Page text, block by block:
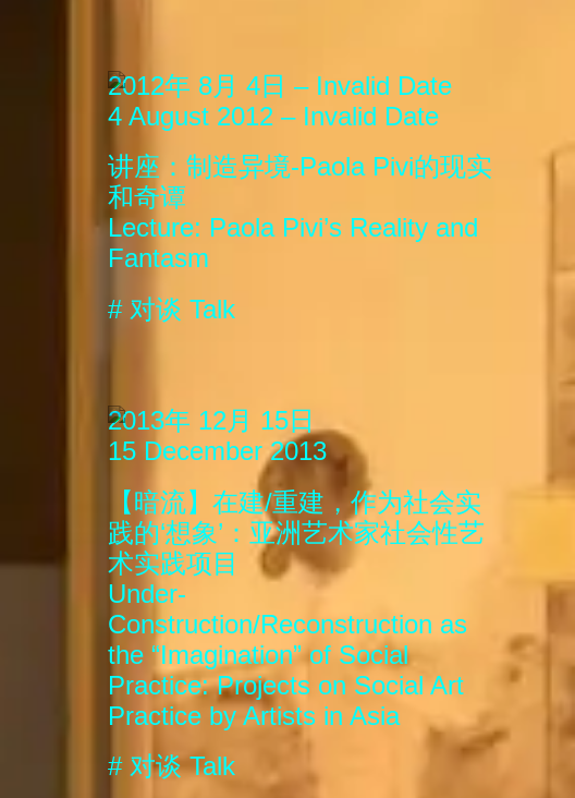
2012年 8月 4日 – Invalid Date
4 August 2012 – Invalid Date
讲座：制造异境-Paola Pivi的现实
和奇谭
Lecture: Paola Pivi’s Reality and
Fantasm
# 对谈 Talk
2013年 12月 15日
15 December 2013
【暗流】在建/重建，作为社会实
践的‘想象’：亚洲艺术家社会性艺
术实践项目
Under-
Construction/Reconstruction as
the “Imagination” of Social
Practice: Projects on Social Art
Practice by Artists in Asia
# 对谈 Talk